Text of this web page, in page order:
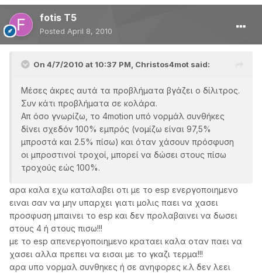
fotis T5
Posted April 8, 2010
On 4/7/2010 at 10:37 PM, Christos4mot said:
Μέσες άκρες αυτά τα προβλήματα βγάζει ο δίλιτρος.
Συν κάτι προβλήματα σε κολάρα.
Απ όσο γνωρίζω, το 4motion υπό νορμάλ συνθήκες
δίνει σχεδόν 100% εμπρός (νομίζω είναι 97,5%
μπροστά και 2.5% πίσω) και όταν χάσουν πρόσφυση
οι μπροστινοί τροχοί, μπορεί να δώσει στους πίσω
τροχούς εώς 100%.
αρα καλα εχω καταλαβει οτι με το esp ενεργοποιημενο
ειναι σαν να μην υπαρχει γιατι μολις παει να χασει
προσφυση μπαινει το esp και δεν προλαβαινει να δωσει
στους 4 ή στους πισω!!!
με το esp απενεργοποιημενο κραταει καλα οταν παει να
χασει αλλα πρεπει να εισαι με το γκαζι τερμα!!!
αρα υπο νορμαλ συνθηκες ή σε ανηφορες κ.λ δεν λεει